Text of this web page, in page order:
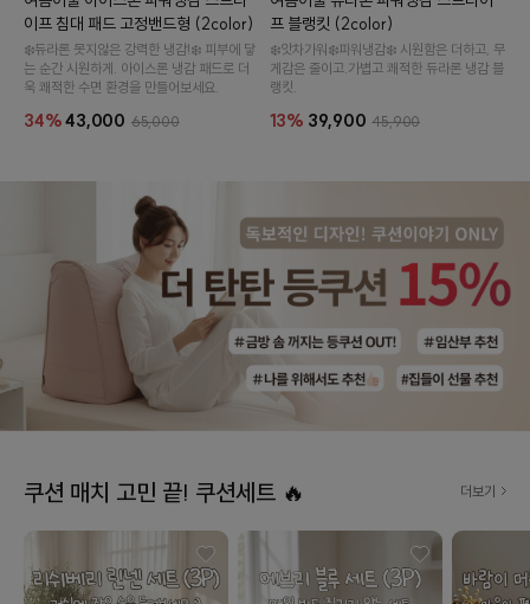
이프 침대 패드 고정밴드형 (2color)
❄️듀라론 못지않은 강력한 냉감!❄️ 피부에 닿
는 순간 시원하게. 아이스론 냉감 패드로 더
욱 쾌적한 수면 환경을 만들어보세요.
34%43,000 65,000
프 블랭킷 (2color)
❄️앗차가워❄️파워냉감❄️ 시원함은 더하고, 무
게감은 줄이고.가볍고 쾌적한 듀라론 냉감 블
랭킷.
13% 39,900 45,900
쿠션 매치 고민 끝! 쿠션세트 🔥 더보기